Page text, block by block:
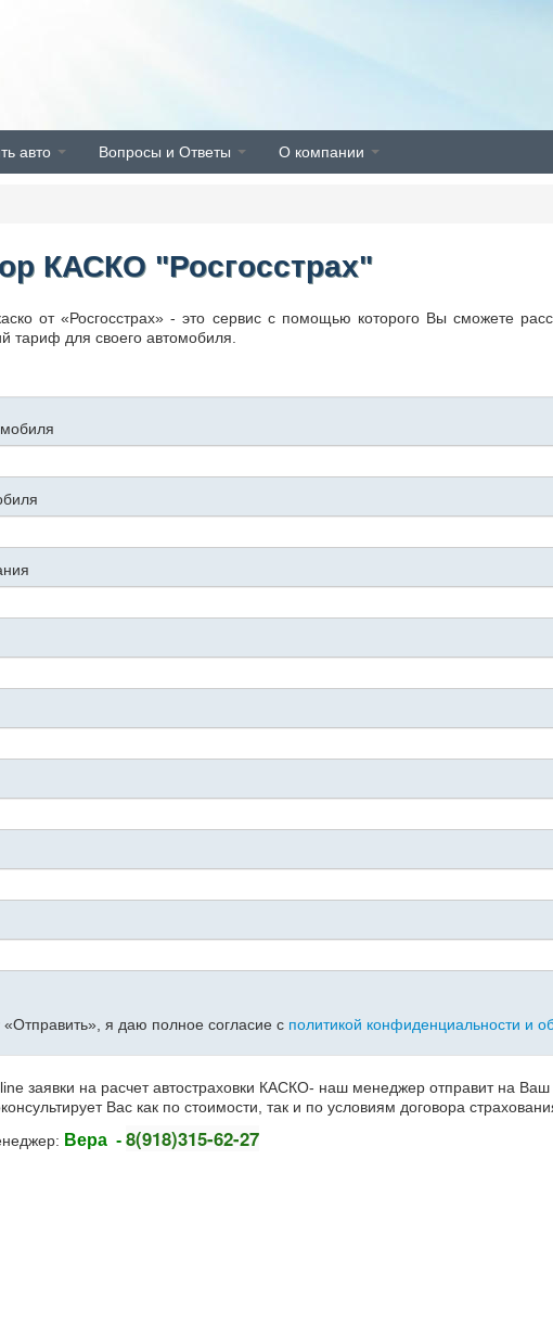
авто Вопросы и Ответы О компании
КАСКО "Росгосстрах"
от «Росгосстрах» - это сервис с помощью которого Вы сможете
тариф для своего автомобиля.
я даю полное согласие с политикой конфиденциальности и
заявки на расчет автостраховки КАСКО- наш менеджер отправит на
Вас как по стоимости, так и по условиям договора
Вера -8(918)315-62-27